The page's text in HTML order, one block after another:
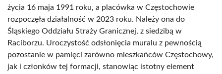
życia 16 maja 1991 roku, a placówka w Częstochowie
rozpoczęła działalność w 2023 roku. Należy ona do
Śląskiego Oddziału Straży Granicznej, z siedzibą w
Raciborzu. Uroczystość odsłonięcia muralu z pewnością
pozostanie w pamięci zarówno mieszkańców Częstochowy,
jak i członków tej formacji, stanowiąc istotny element